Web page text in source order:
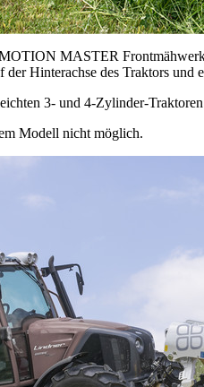
MASTER Frontmähwerk
Hinterachse des Traktors
3- und 4-Zylinder-
Modell nicht möglich.